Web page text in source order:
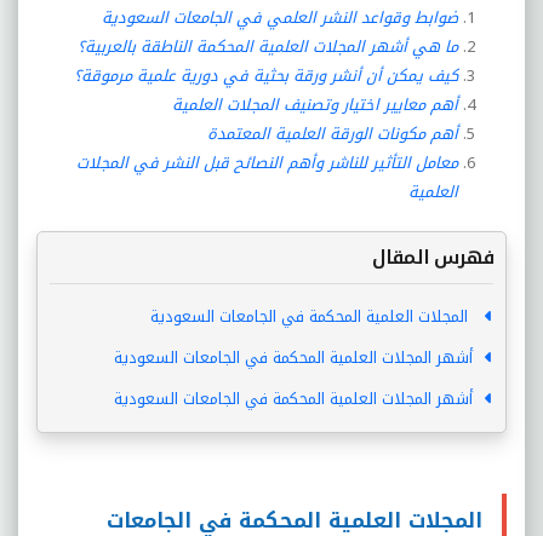
ضوابط وقواعد النشر العلمي في الجامعات السعودية
ما هي أشهر المجلات العلمية المحكمة الناطقة بالعربية؟
كيف يمكن أن أنشر ورقة بحثية في دورية علمية مرموقة؟
أهم معايير اختيار وتصنيف المجلات العلمية
أهم مكونات الورقة العلمية المعتمدة
معامل التأثير للناشر وأهم النصائح قبل النشر في المجلات
العلمية
فهرس المقال
المجلات العلمية المحكمة في الجامعات السعودية
أشهر المجلات العلمية المحكمة في الجامعات السعودية
أشهر المجلات العلمية المحكمة في الجامعات السعودية
المجلات العلمية المحكمة في الجامعات